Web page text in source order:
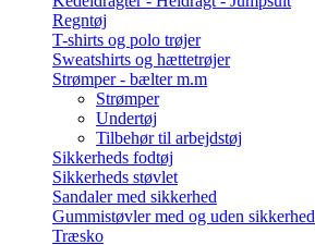
Regntøj
T-shirts og polo trøjer
Sweatshirts og hættetrøjer
Strømper - bælter m.m
Strømper
Undertøj
Tilbehør til arbejdstøj
Sikkerheds fodtøj
Sikkerheds støvlet
Sandaler med sikkerhed
Gummistøvler med og uden sikkerhed
Træsko